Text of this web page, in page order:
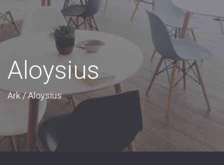
Aloysius
Ark/Aloysius